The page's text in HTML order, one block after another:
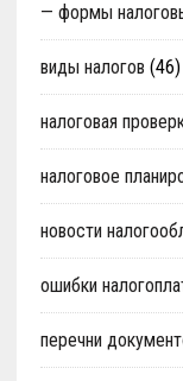
— формы
виды налогов (46)
налоговая
налоговое
новости
ошибки
перечни